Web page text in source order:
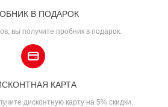
В ПОДАРОК
вы получите пробник в подарок.
КАРТА
дисконтную карту на 5% скидки.